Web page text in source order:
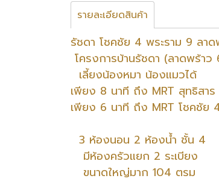
รายละเอียดสินค้า
รัชดา โชคชัย 4 พระราม 9 ลาด
โครงการบ้านรัชดา (ลาดพร้าว
เลี้ยงน้องหมา น้องแมวได้
เพียง 8 นาที ถึง MRT สุทธิสาร
เพียง 6 นาที ถึง MRT โชคชัย
3 ห้องนอน 2 ห้องน้ำ ชั้น 4
มีห้องครัวแยก 2 ระเบียง
ขนาดใหญ่มาก 104 ตรม